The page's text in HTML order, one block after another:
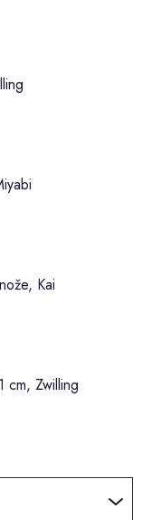
Kai
cm, Zwilling